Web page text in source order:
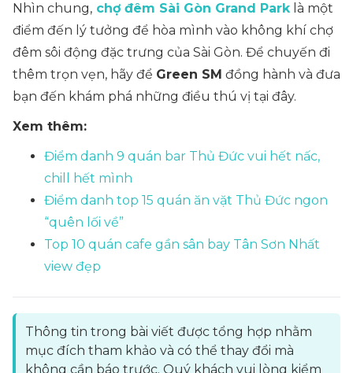
Nhìn chung, chợ đêm Sài Gòn Grand Parklà một
điểm đến lý tưởng để hòa mình vào không khí chợ
đêm sôi động đặc trưng của Sài Gòn. Để chuyến đi
thêm trọn vẹn, hãy để Green SM đồng hành và đưa
bạn đến khám phá những điều thú vị tại đây.
Xem thêm:
Điểm danh 9 quán bar Thủ Đức vui hết nấc,
chill hết mình
Điểm danh top 15 quán ăn vặt Thủ Đức ngon
“quên lối về”
Top 10 quán cafe gần sân bay Tân Sơn Nhất
view đẹp
Thông tin trong bài viết được tổng hợp nhằm
mục đích tham khảo và có thể thay đổi mà
không cần báo trước. Quý khách vui lòng kiểm